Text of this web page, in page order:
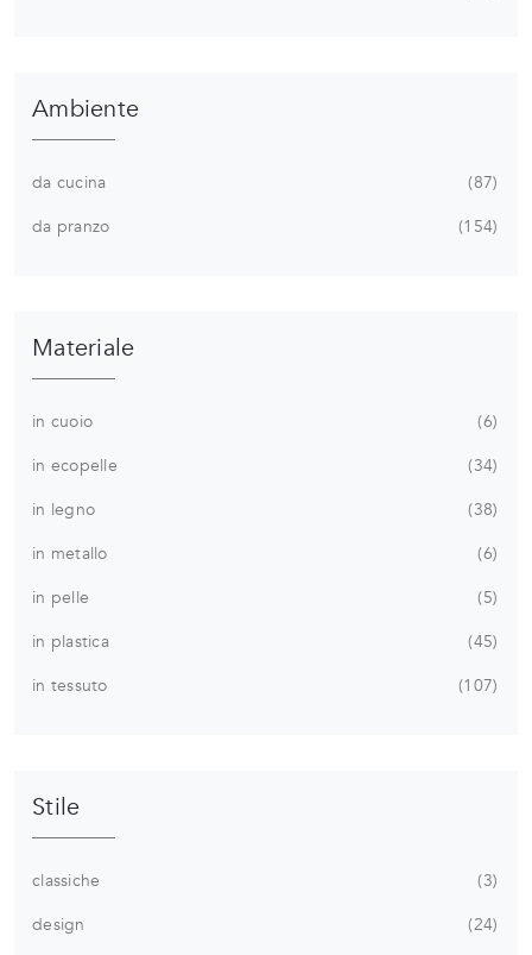
Ambiente
da cucina
87
da pranzo
154
Materiale
in cuoio
6
in ecopelle
34
in legno
38
in metallo
6
in pelle
5
in plastica
45
in tessuto
107
Stile
classiche
3
design
24